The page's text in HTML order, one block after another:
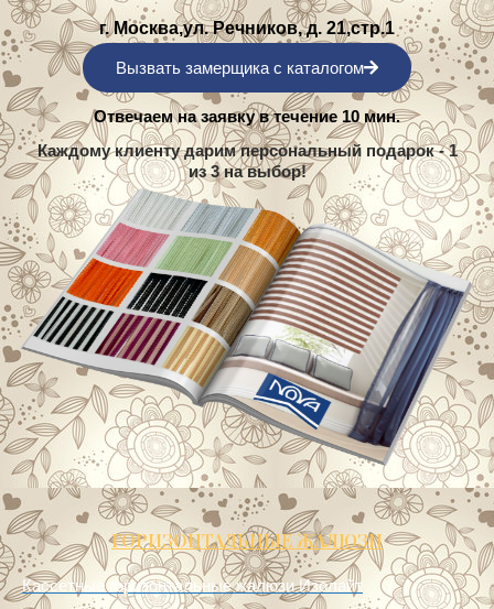
г. Москва,ул. Речников, д. 21,стр.1
Вызвать замерщика с каталогом
Отвечаем на заявку в течение 10 мин.
Каждому клиенту дарим персональный подарок - 1
из 3 на выбор!
ГОРИЗОНТАЛЬНЫЕ ЖАЛЮЗИ
Кассетные горизонтальные жалюзи Изолайт